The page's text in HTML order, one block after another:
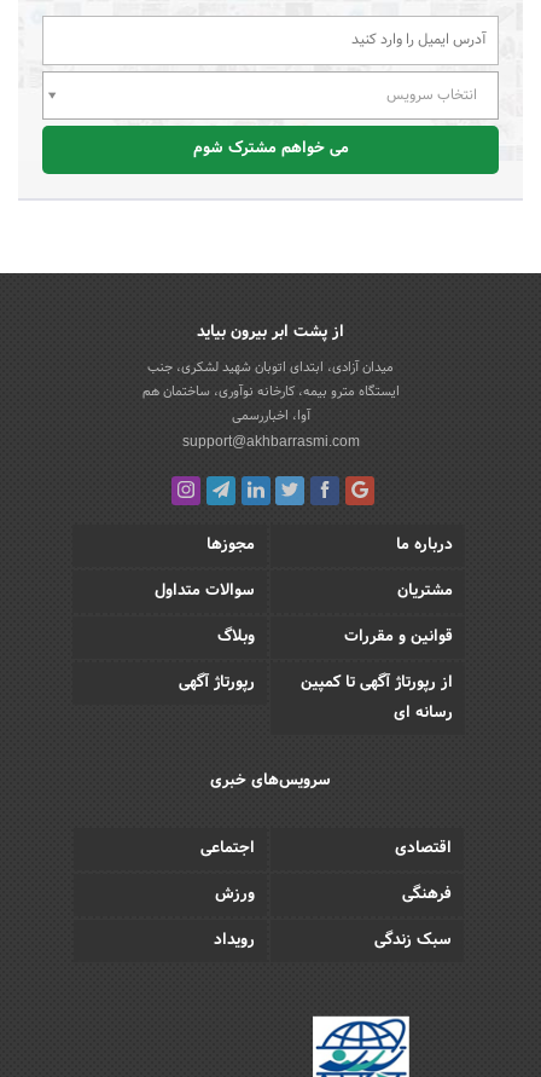
انتخاب سرویس
می خواهم مشترک شوم
از پشت ابر بیرون بیاید
میدان آزادی، ابتدای اتوبان شهید لشکری، جنب
ایستگاه مترو بیمه، کارخانه نوآوری، ساختمان هم
آوا، اخباررسمی
support@akhbarrasmi.com
درباره ما
مجوزها
مشتریان
سوالات متداول
قوانین و مقررات
وبلاگ
از رپورتاژ آگهی تا کمپین
رسانه ای
رپورتاژ آگهی
سرویس‌های خبری
اقتصادی
اجتماعی
فرهنگی
ورزش
سبک زندگی
رویداد